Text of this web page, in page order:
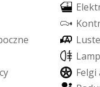
Elekt
Kont
oczne Luste
Lamp
cy Felgi